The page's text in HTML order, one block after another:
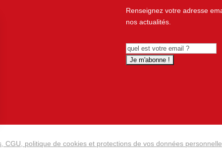
confidentialité, en garantissant la conformité avec les
Renseignez votre adresse
nos actualités.
CGU, politique de cookies et protections de vos données